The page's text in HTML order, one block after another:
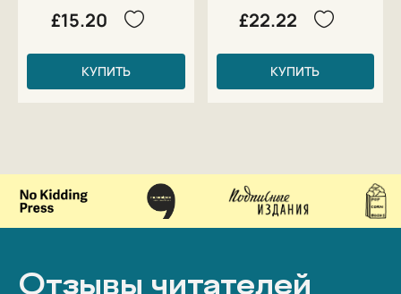
£15.20
КУПИТЬ
£22.22
КУПИТЬ
Отзывы читателей